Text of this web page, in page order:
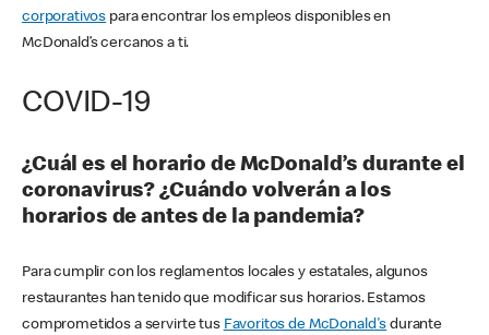
corporativos para encontrar los empleos disponibles en
McDonald’s cercanos a ti.
COVID-19
¿Cuál es el horario de McDonald’s durante el
coronavirus? ¿Cuándo volverán a los
horarios de antes de la pandemia?
Para cumplir con los reglamentos locales y estatales, algunos
restaurantes han tenido que modificar sus horarios. Estamos
comprometidos a servirte tus Favoritos de McDonald's durante